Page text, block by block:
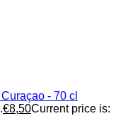
- 70 cl
€8,50Current price is: